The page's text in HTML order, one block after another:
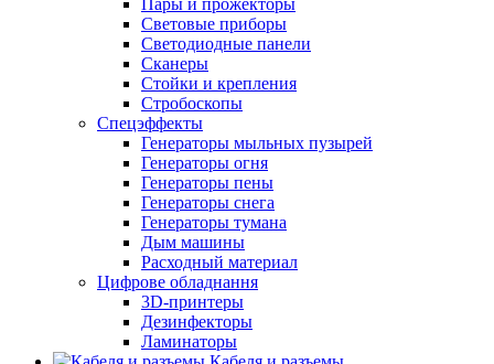
Пары и прожекторы
Световые приборы
Светодиодные панели
Сканеры
Стойки и крепления
Стробоскопы
Спецэффекты
Генераторы мыльных пузырей
Генераторы огня
Генераторы пены
Генераторы снега
Генераторы тумана
Дым машины
Расходный материал
Цифрове обладнання
3D-принтеры
Дезинфекторы
Ламинаторы